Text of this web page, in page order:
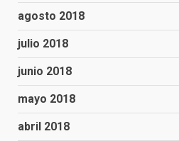
agosto 2018
julio 2018
junio 2018
mayo 2018
abril 2018